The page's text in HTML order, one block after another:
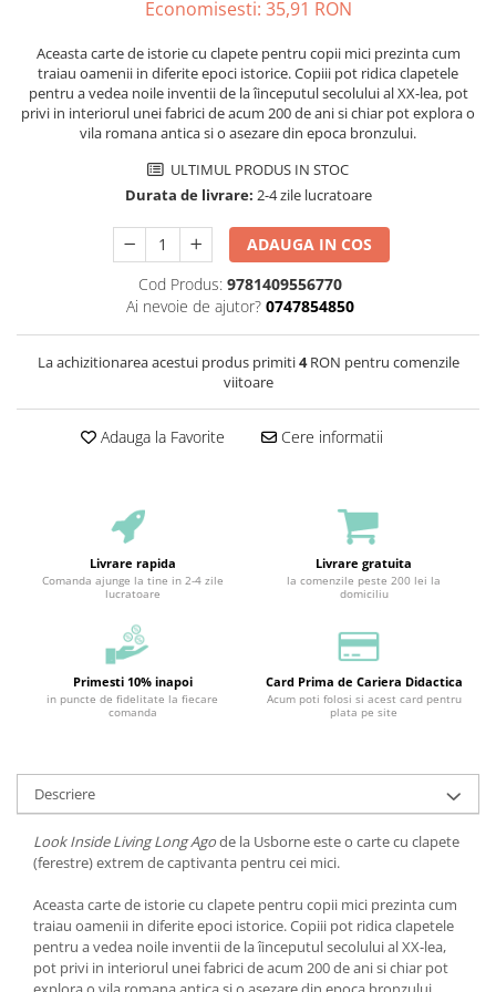
Economisesti: 35,91 RON
Aceasta carte de istorie cu clapete pentru copii mici prezinta cum
traiau oamenii in diferite epoci istorice. Copiii pot ridica clapetele
pentru a vedea noile inventii de la îinceputul secolului al XX-lea, pot
privi in interiorul unei fabrici de acum 200 de ani si chiar pot explora o
vila romana antica si o asezare din epoca bronzului.
ULTIMUL PRODUS IN STOC
Durata de livrare: 2-4 zile lucratoare
ADAUGA IN COS
Cod Produs: 9781409556770
Ai nevoie de ajutor? 0747854850
La achizitionarea acestui produs primiti4RON pentru comenzile
viitoare
Adauga la Favorite Cere informatii
Livrare rapida
Comanda ajunge la tine in 2-4 zile
lucratoare
Livrare gratuita
la comenzile peste 200 lei la
domiciliu
Primesti 10% inapoi
in puncte de fidelitate la fiecare
comanda
Card Prima de Cariera Didactica
Acum poti folosi si acest card pentru
plata pe site
Descriere
Look Inside Living Long Agode la Usborne este o carte cu clapete
(ferestre) extrem de captivanta pentru cei mici.
Aceasta carte de istorie cu clapete pentru copii mici prezinta cum
traiau oamenii in diferite epoci istorice. Copiii pot ridica clapetele
pentru a vedea noile inventii de la îinceputul secolului al XX-lea,
pot privi in interiorul unei fabrici de acum 200 de ani si chiar pot